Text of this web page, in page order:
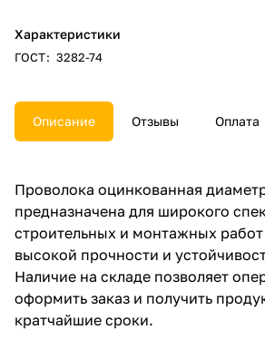
Характеристики
ГОСТ: 3282-74
Описание Отзывы Оплата
Проволока оцинкованная
предназначена для широкого
строительных и монтажных работ
высокой прочности и
Наличие на складе позволяет
оформить заказ и получить
кратчайшие сроки.